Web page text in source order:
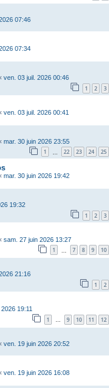
07:46
07:34
ven. 03 juil. 2026 00:46
1 2 3
ven. 03 juil. 2026 00:41
mar. 30 juin 2026 23:55
1 22 23 24 25
mar. 30 juin 2026 19:42
19:32
1 2 3
sam. 27 juin 2026 13:27
1 7 8 9 10
21:16
1 2
19:11
1 … 9 10 11 12
ven. 19 juin 2026 20:52
ven. 19 juin 2026 16:08